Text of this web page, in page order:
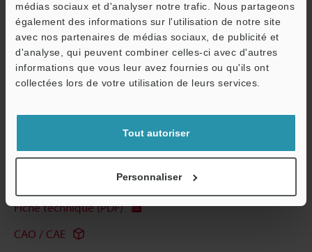
médias sociaux et d'analyser notre trafic. Nous partageons
également des informations sur l'utilisation de notre site
avec nos partenaires de médias sociaux, de publicité et
d'analyse, qui peuvent combiner celles-ci avec d'autres
informations que vous leur avez fournies ou qu'ils ont
collectées lors de votre utilisation de leurs services.
Tout autoriser
Personnaliser
Autres modèles
Télécharger le catalogue
Fiche technique (PDF)
CAO / CAE